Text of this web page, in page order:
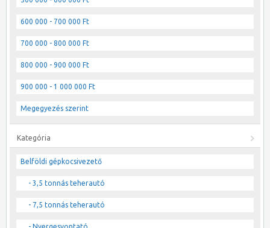
600 000 - 700 000 Ft
700 000 - 800 000 Ft
800 000 - 900 000 Ft
900 000 - 1 000 000 Ft
Megegyezés szerint
Kategória
Belföldi gépkocsivezető
- 3,5 tonnás teherautó
- 7,5 tonnás teherautó
- Nyergesvontató